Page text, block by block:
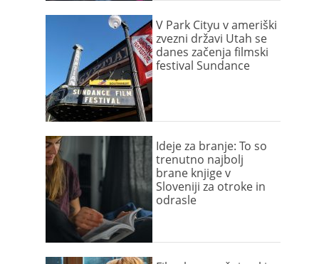
V Park Cityu v ameriški
zvezni državi Utah se
danes začenja filmski
festival Sundance
Ideje za branje: To so
trenutno najbolj
brane knjige v
Sloveniji za otroke in
odrasle